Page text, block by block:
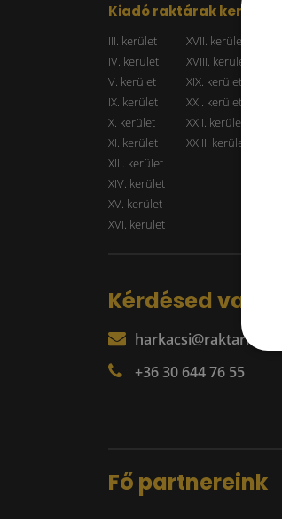
Kiadó raktárak
III. kerület
IV. kerület
V. kerület
IX. kerület
X. kerület
XI. kerület
XIII. kerület
XIV. kerület
XV. kerület
XVI. kerület
XVII. kerület
XVIII. kerület
XIX. kerület
XXI. kerület
XXII. kerület
XXIII. kerület
Kérdésed van?
+36 30 644 76 55
Fő partnereink